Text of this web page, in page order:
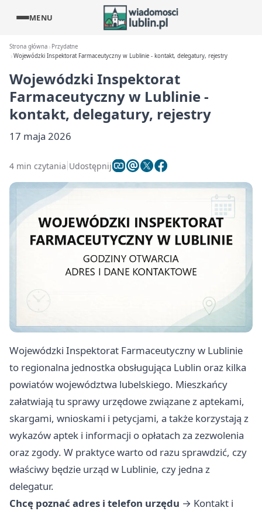
MENU
Strona główna
Przydatne
Wojewódzki Inspektorat Farmaceutyczny w Lublinie - kontakt, delegatury, rejestry
Wojewódzki Inspektorat
Farmaceutyczny w Lublinie -
kontakt, delegatury, rejestry
17 maja 2026
4 min czytania Udostępnij
Wojewódzki Inspektorat Farmaceutyczny w Lublinie
to regionalna jednostka obsługująca Lublin oraz kilka
powiatów województwa lubelskiego. Mieszkańcy
załatwiają tu sprawy urzędowe związane z aptekami,
skargami, wnioskami i petycjami, a także korzystają z
wykazów aptek i informacji o opłatach za zezwolenia
oraz zgody. W praktyce warto od razu sprawdzić, czy
właściwy będzie urząd w Lublinie, czy jedna z
delegatur.
Chcę poznać adres i telefon urzędu → Kontakt i